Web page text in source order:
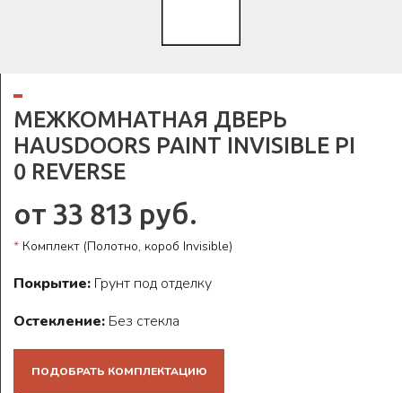
МЕЖКОМНАТНАЯ ДВЕРЬ
HAUSDOORS PAINT INVISIBLE PI
0 REVERSE
от 33 813 руб.
* Комплект (Полотно, короб Invisible)
Покрытие: Грунт под отделку
Остекление: Без стекла
ПОДОБРАТЬ КОМПЛЕКТАЦИЮ